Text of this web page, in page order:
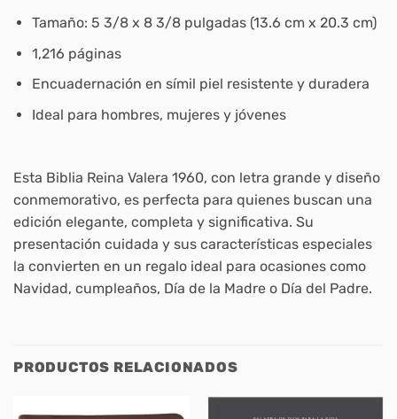
Tamaño: 5 3/8 x 8 3/8 pulgadas (13.6 cm x 20.3 cm)
1,216 páginas
Encuadernación en símil piel resistente y duradera
Ideal para hombres, mujeres y jóvenes
Esta Biblia Reina Valera 1960, con letra grande y diseño
conmemorativo, es perfecta para quienes buscan una
edición elegante, completa y significativa. Su
presentación cuidada y sus características especiales
la convierten en un regalo ideal para ocasiones como
Navidad, cumpleaños, Día de la Madre o Día del Padre.
PRODUCTOS RELACIONADOS